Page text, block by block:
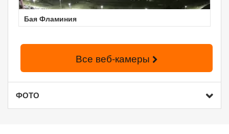
Бая Фламиния
Все веб-камеры
ФОТО